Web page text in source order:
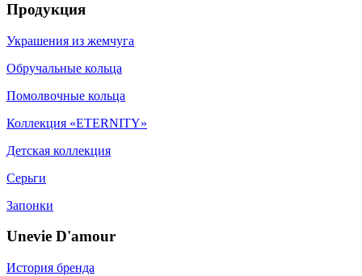
Продукция
Украшения из жемчуга
Обручальные кольца
Помолвочные кольца
Коллекция «ETERNITY»
Детская коллекция
Серьги
Запонки
Unevie D'amour
История бренда